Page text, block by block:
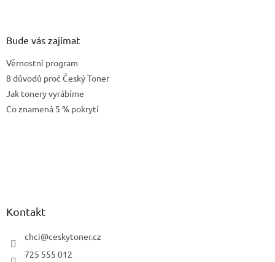
Bude vás zajímat
Věrnostní program
8 důvodů proč Český Toner
Jak tonery vyrábíme
Co znamená 5 % pokrytí
Kontakt
chci@ceskytoner.cz
725 555 012